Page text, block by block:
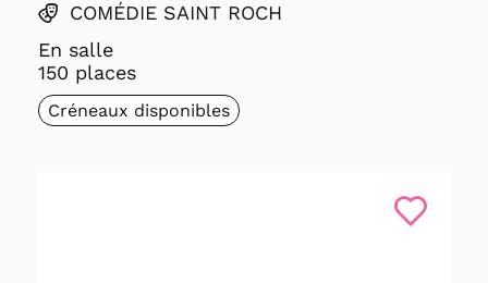
COMÉDIE SAINT ROCH
En salle
150 places
Créneaux disponibles